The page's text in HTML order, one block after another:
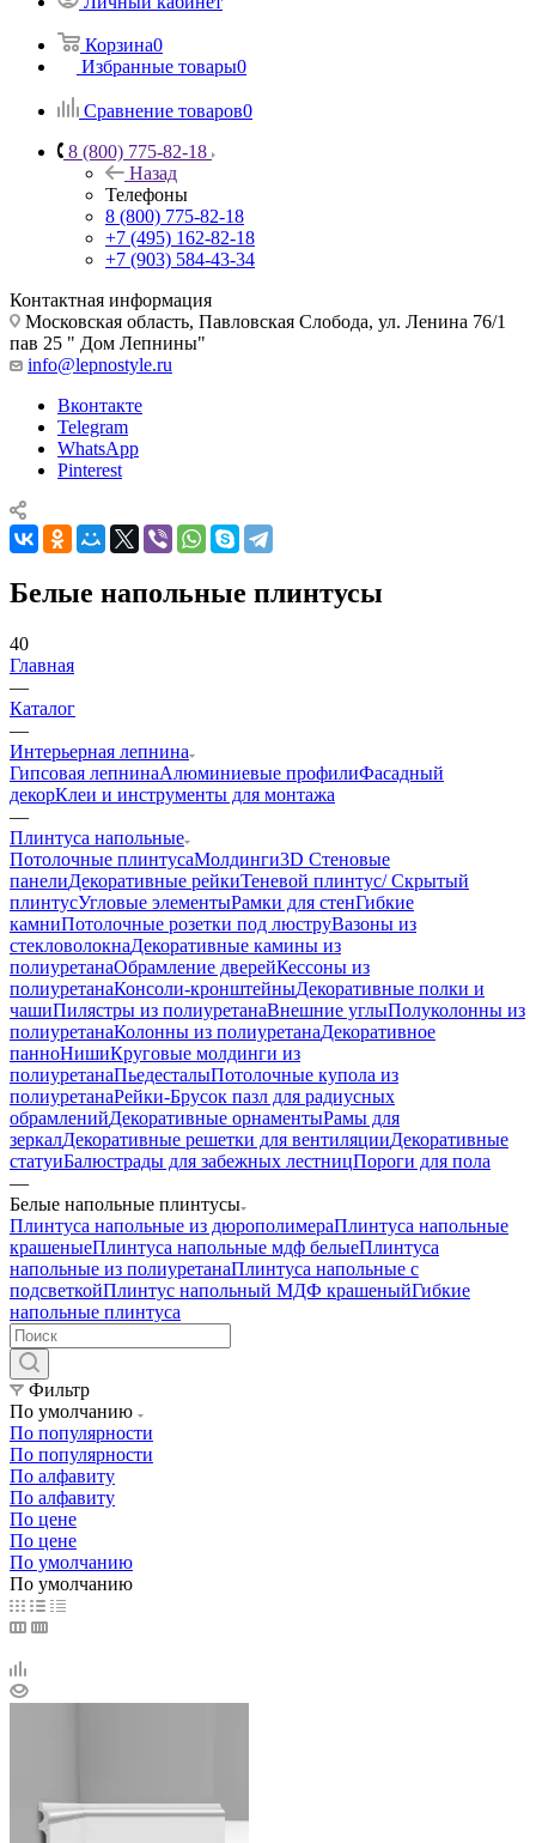
Корзина0
Избранные товары0
Сравнение товаров0
8 (800) 775-82-18
Назад
Телефоны
8 (800) 775-82-18
+7 (495) 162-82-18
+7 (903) 584-43-34
Контактная информация
Московская область, Павловская Слобода, ул. Ленина 76/1
пав 25 " Дом Лепнины"
info@lepnostyle.ru
Вконтакте
Telegram
WhatsApp
Pinterest
Белые напольные плинтусы
40
Главная
—
Каталог
—
Интерьерная лепнина
Гипсовая лепнинаАлюминиевые профилиФасадный
декорКлеи и инструменты для монтажа
—
Плинтуса напольные
Потолочные плинтусаМолдинги3D Стеновые
панелиДекоративные рейкиТеневой плинтус/ Скрытый
плинтусУгловые элементыРамки для стенГибкие
камниПотолочные розетки под люструВазоны из
стекловолокнаДекоративные камины из
полиуретанаОбрамление дверейКессоны из
полиуретанаКонсоли-кронштейныДекоративные полки и
чашиПилястры из полиуретанаВнешние углыПолуколонны из
полиуретанаКолонны из полиуретанаДекоративное
панноНишиКруговые молдинги из
полиуретанаПьедесталыПотолочные купола из
полиуретанаРейки-Брусок пазл для радиусных
обрамленийДекоративные орнаментыРамы для
зеркалДекоративные решетки для вентиляцииДекоративные
статуиБалюстрады для забежных лестницПороги для пола
—
Белые напольные плинтусы
Плинтуса напольные из дюрополимераПлинтуса напольные
крашеныеПлинтуса напольные мдф белыеПлинтуса
напольные из полиуретанаПлинтуса напольные с
подсветкойПлинтус напольный МДФ крашеныйГибкие
напольные плинтуса
Фильтр
По умолчанию
По популярности
По популярности
По алфавиту
По алфавиту
По цене
По цене
По умолчанию
По умолчанию